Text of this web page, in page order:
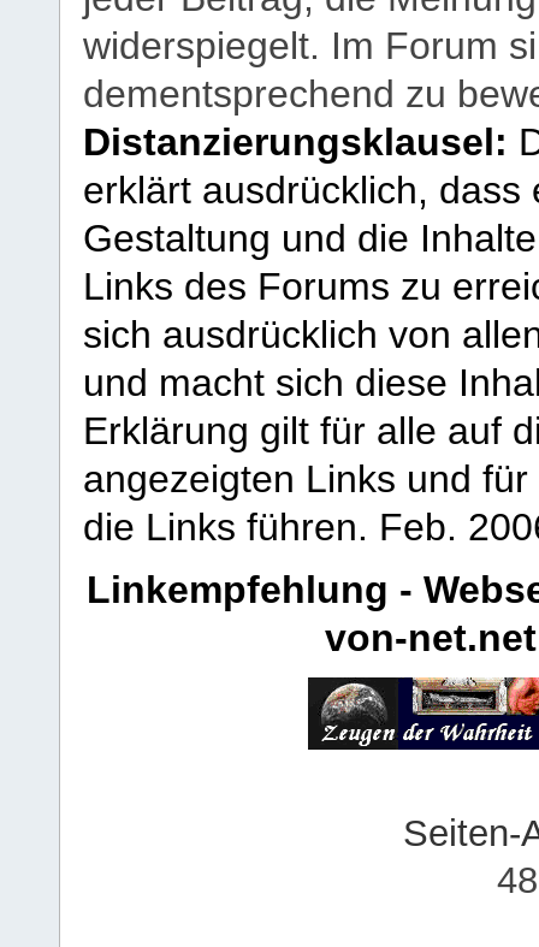
widerspiegelt. Im Forum
dementsprechend zu
Distanzierungsklausel:
erklärt ausdrücklich,
Gestaltung und die
Links des Forums zu
sich ausdrücklich von
und macht sich diese
Erklärung gilt für alle auf
angezeigten Links und
die Links führen. Feb.
Linkempfehlung -
von-net.net
Seiten-